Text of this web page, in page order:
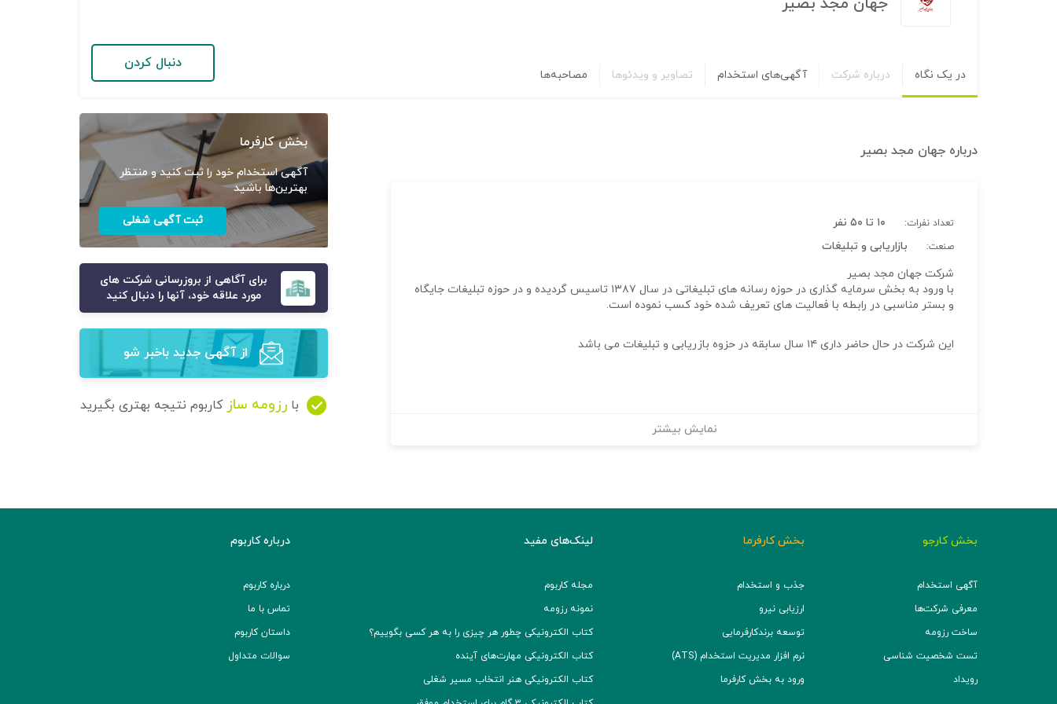
در یک نگاه درباره شرکت آگهی‌های استخدام تصاویر و ویدئوها مصاحبه‌ها
دنبال کردن
درباره جهان مجد بصیر
تعداد نفرات: ۱۰ تا ۵۰ نفر
صنعت:
بازاریابی و تبلیغات
شرکت جهان مجد بصیر
با ورود به بخش سرمایه گذاری در حوزه رسانه های تبلیغاتی در سال ۱۳۸۷ تاسیس گردیده و در حوزه تبلیغات جایگاه
و بستر مناسبی در رابطه با فعالیت های تعریف شده خود کسب نموده است.
این شرکت در حال حاضر داری ۱۴ سال سابقه در حزوه بازریابی و تبلیغات می باشد
نمایش بیشتر
بخش کارفرما
آگهی استخدام خود را ثبت کنید و منتظر
بهترین‌ها باشید
ثبت آگهی شغلی
برای آگاهی از بروزرسانی شرکت های
مورد علاقه خود، آنها را دنبال کنید
از آگهی‌ جدید باخبر شو
با رزومه ساز کاربوم نتیجه بهتری بگیرید
بخش کارجو
آگهی استخدام
معرفی شرکت‌ها
ساخت رزومه
تست شخصیت شناسی
رویداد
بخش کارفرما
جذب و استخدام
ارزیابی نیرو
توسعه برند‌کارفرمایی
نرم افزار مدیریت استخدام (ATS)
ورود به بخش کارفرما
لینک‌های مفید
مجله کاربوم
نمونه رزومه
کتاب الکترونیکی چطور هر چیزی را به هر کسی بگوییم؟
کتاب الکترونیکی مهارت‌های آینده
کتاب الکترونیکی هنر انتخاب مسیر شغلی
درباره کاربوم
درباره کاربوم
تماس با ما
داستان کاربوم
سوالات متداول